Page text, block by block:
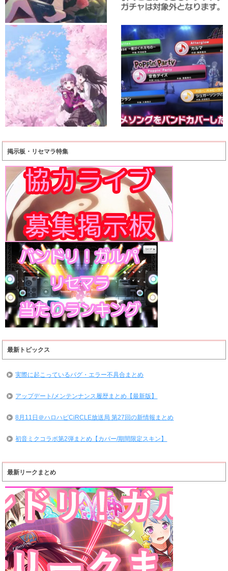
掲示板・リセマラ特集
最新トピックス
実際に起こっているバグ・エラー不具合まとめ
アップデート/メンテンナンス履歴まとめ【最新版】
8月11日＠ハロハピCiRCLE放送局 第27回の新情報まとめ
初音ミクコラボ第2弾まとめ【カバー/期間限定スキン】
最新リークまとめ